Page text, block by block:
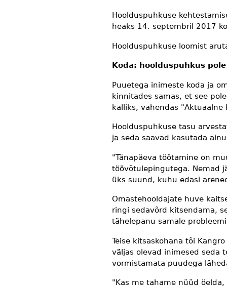
Hoolduspuhkuse
heaks 14. septembril 2017
Hoolduspuhkuse loomist
Koda: hoolduspuhkus
Puuetega inimeste koda ja
kinnitades samas, et see
kalliks, vahendas "Aktuaalne
Hoolduspuhkuse tasu
ja seda saavad kasutada
"Tänapäeva töötamine on
töövõtulepingutega. Nemad
üks suund, kuhu edasi
Omastehooldajate huve
ringi sedavõrd kitsendama,
tähelepanu samale
Teise kitsaskohana tõi
väljas olevad inimesed seda
vormistamata puudega
"Kas me tahame nüüd